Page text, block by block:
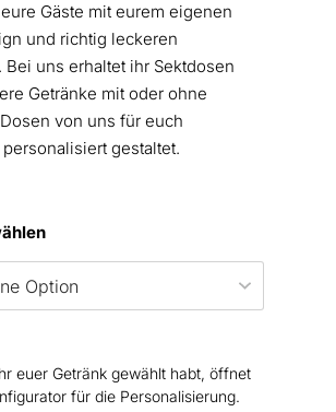
Gäste mit eurem eigenen
und richtig leckeren
Bei uns erhaltet ihr Sektdosen
Getränke mit oder ohne
von uns für euch
gestaltet.
euer Getränk gewählt habt, öffnet
für die Personalisierung.